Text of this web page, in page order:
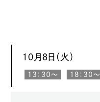
10月8日（火）
13：30〜 18：30〜